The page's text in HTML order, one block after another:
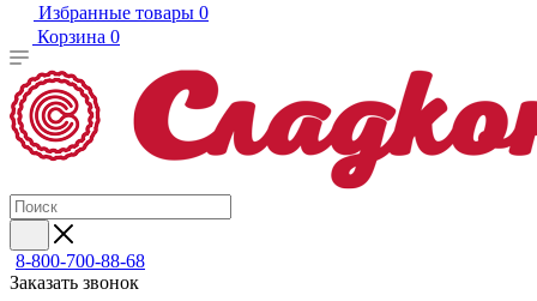
Избранные товары 0
Корзина 0
8-800-700-88-68
Заказать звонок